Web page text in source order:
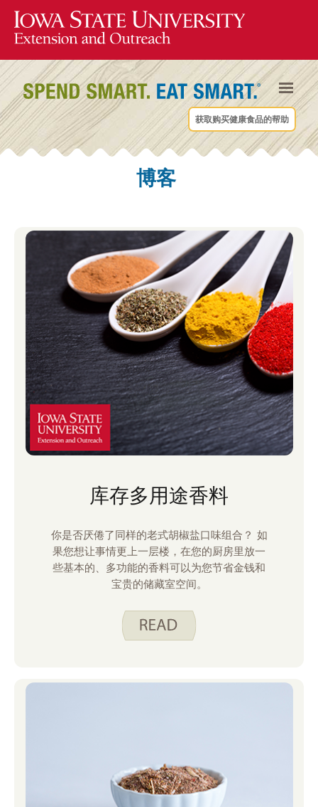
获取购买健康食品的帮助
博客
库存多用途香料
你是否厌倦了同样的老式胡椒盐口味组合？ 如
果您想让事情更上一层楼，在您的厨房里放一
些基本的、多功能的香料可以为您节省金钱和
宝贵的储藏室空间。